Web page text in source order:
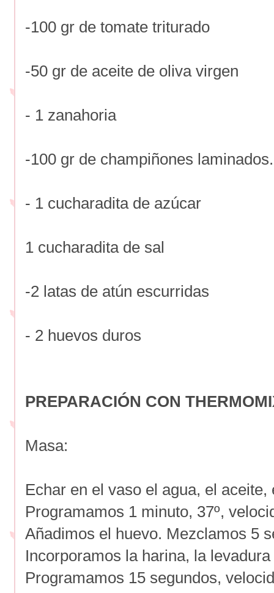
-100 gr de tomate triturado
-50 gr de aceite de oliva virgen
- 1 zanahoria
-100 gr de champiñones laminados.
- 1 cucharadita de azúcar
1 cucharadita de sal
-2 latas de atún escurridas
- 2 huevos duros
PREPARACIÓN CON
Masa:
Echar en el vaso el agua, el
Programamos 1 minuto, 37º,
Añadimos el huevo. Mezclamos 5
Incorporamos la harina, la
Programamos 15 segundos,